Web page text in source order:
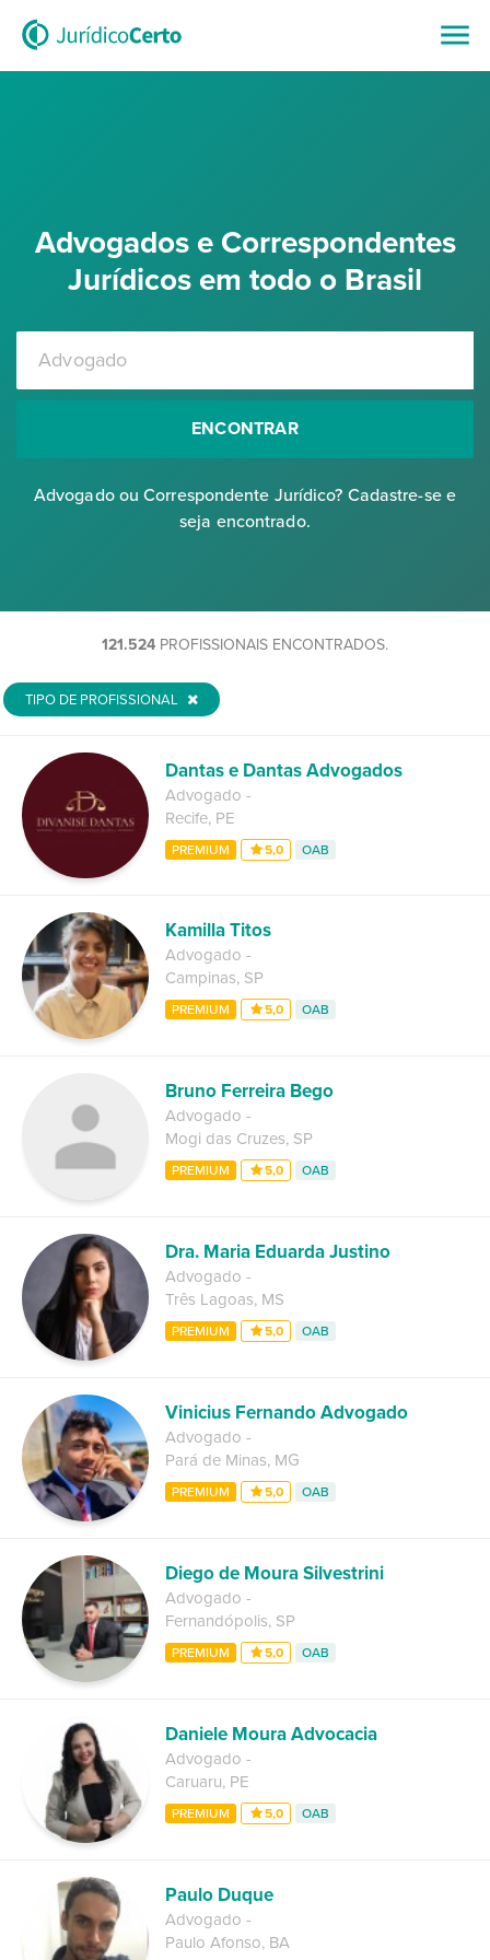
Advogados e Correspondentes
Jurídicos em todo o Brasil
ENCONTRAR
Advogado ou Correspondente Jurídico? Cadastre-se e
seja encontrado.
121.524 PROFISSIONAIS ENCONTRADOS.
TIPO DE PROFISSIONAL
Dantas e Dantas Advogados
Advogado -
Recife, PE
PREMIUM 5,0 OAB
Kamilla Titos
Advogado -
Campinas, SP
PREMIUM 5,0 OAB
Bruno Ferreira Bego
Advogado -
Mogi das Cruzes, SP
PREMIUM 5,0 OAB
Dra. Maria Eduarda Justino
Advogado -
Três Lagoas, MS
PREMIUM 5,0 OAB
Vinicius Fernando Advogado
Advogado -
Pará de Minas, MG
PREMIUM 5,0 OAB
Diego de Moura Silvestrini
Advogado -
Fernandópolis, SP
PREMIUM 5,0 OAB
Daniele Moura Advocacia
Advogado -
Caruaru, PE
PREMIUM 5,0 OAB
Paulo Duque
Advogado -
Paulo Afonso, BA